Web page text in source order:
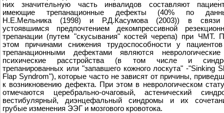
них значительную часть инвалидов составляют
имеющие трепанационные дефекты (40% по
Н.Е.Мельника (1998) и Р.Д.Касумова (2003)) в
устоявшимся предпочтением декомпрессивной
трепанации (путем "скусывания" костей черепа) при ЧМТ.
этом причинами снижения трудоспособности у
трепанационными дефектами являются
психические расстройства (в том числе и
трепанированных или "запавшего кожного лоскута" -"Sinking
Flap Syndrom"), которые часто не зависят от причины,
к возникновению дефекта. При этом в неврологическом
отмечаются церебрально-очаговый, астенический
вестибулярный, диэнцефальный синдромы и их
грубые изменения ЭЭГ и мозгового кровотока.